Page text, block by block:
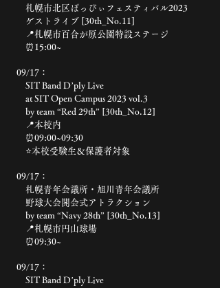
札幌市北区ぽっぴぃフェスティバル2023
ゲストライブ [30th_No.11]
📍札幌市百合が原公園特設ステージ
⏰15:00~
09/17：
SIT Band D’ply Live
at SIT Open Campus 2023 vol.3
by team “Red 29th” [30th_No.12]
📍本校内
⏰09:00~09:30
⭐️本校受験生＆保護者対象
09/17：
札幌青年会議所・旭川青年会議所
野球大会開会式アトラクション
by team “Navy 28th” [30th_No.13]
📍札幌市円山球場
⏰09:30~
09/17：
SIT Band D’ply Live